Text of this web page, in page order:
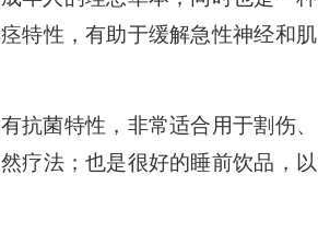
特性，有助于缓解急性神经和肌
抗菌特性，非常适合用于割伤、
疗法；也是很好的睡前饮品，以